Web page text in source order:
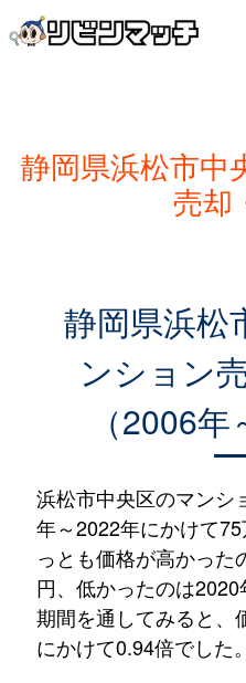
静岡県浜松市中
売却
静岡県浜松
ンション
（2006年
浜松市中央区のマンシ
年～2022年にかけて
っとも価格が高かった
円、低かったのは
期間を通してみると、
にかけて0.94倍でした。